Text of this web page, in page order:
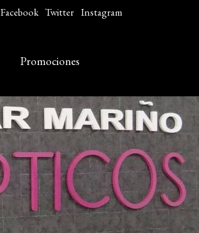
Facebook Twitter Instagram
Promociones